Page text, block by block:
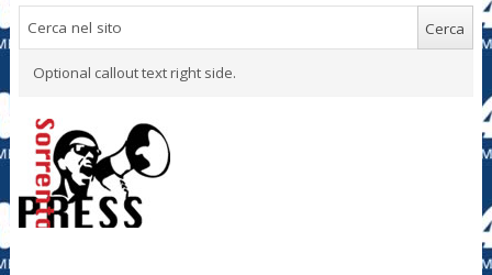
Optional callout text right side.